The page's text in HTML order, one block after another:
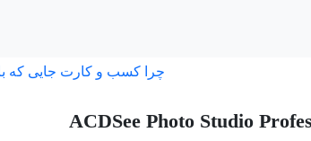
چرا کسب و کارت جایی که